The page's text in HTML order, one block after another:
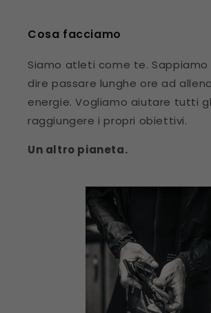
Cosa facciamo
Siamo atleti come te. Sappiamo
dire passare lunghe ore ad
energie. Vogliamo aiutare tutti
raggiungere i propri obiettivi.
Un altro pianeta.